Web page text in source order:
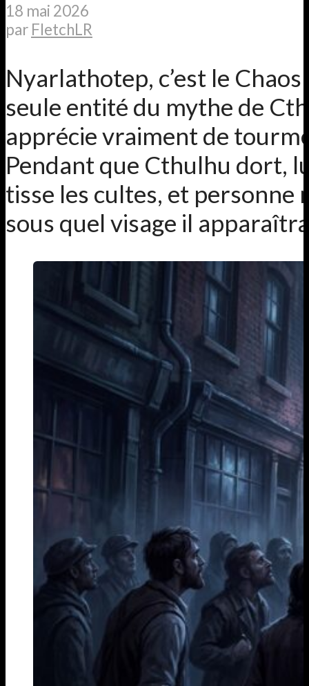
18 mai 2026
par FletchLR
Nyarlathotep, c’est le
seule entité du mythe de
apprécie vraiment de
Pendant que Cthulhu dort,
tisse les cultes, et personne
sous quel visage il